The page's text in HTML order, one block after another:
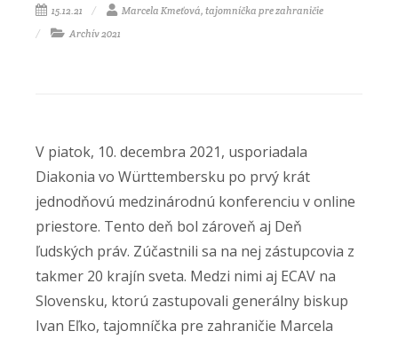
15.12.21
Marcela Kmeťová, tajomníčka pre zahraničie
Archív 2021
V piatok, 10. decembra 2021, usporiadala
Diakonia vo Württembersku po prvý krát
jednodňovú medzinárodnú konferenciu v online
priestore. Tento deň bol zároveň aj Deň
ľudských práv. Zúčastnili sa na nej zástupcovia z
takmer 20 krajín sveta. Medzi nimi aj ECAV na
Slovensku, ktorú zastupovali generálny biskup
Ivan Eľko, tajomníčka pre zahraničie Marcela